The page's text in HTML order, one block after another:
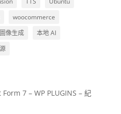
woocommerce
圖像生成
本地 AI
7 – WP PLUGINS – 紀